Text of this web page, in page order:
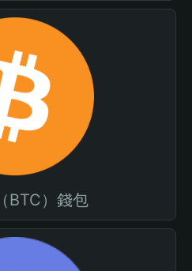
BTC）錢包